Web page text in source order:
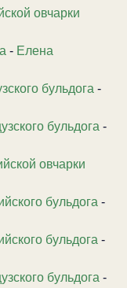
овчарки
- Елена
бульдога -
бульдога -
овчарки
бульдога -
бульдога -
бульдога -